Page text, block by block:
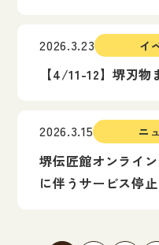
2026.3.23 イ
【4/11-12】堺刃物
2026.3.15 ニ
堺伝匠館オンライ
に伴うサービス停